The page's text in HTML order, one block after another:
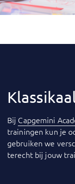
Bij Capgemini
trainingen kun je
gebruiken we
terecht bij jouw